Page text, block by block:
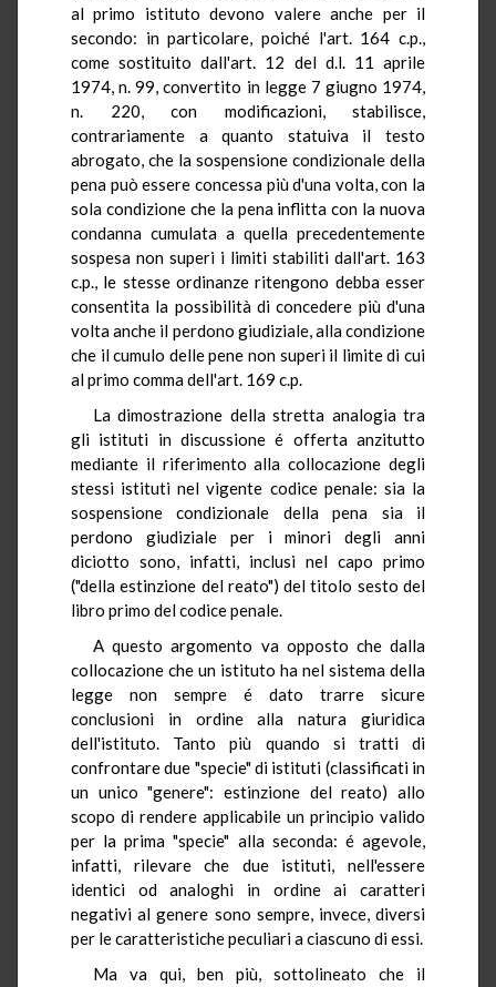
al primo istituto devono valere anche per il
secondo: in particolare, poiché l'art. 164 c.p.,
come sostituito dall'art. 12 del d.l. 11 aprile
1974, n. 99, convertito in legge 7 giugno 1974,
n. 220, con modificazioni, stabilisce,
contrariamente a quanto statuiva il testo
abrogato, che la sospensione condizionale della
pena può essere concessa più d'una volta, con la
sola condizione che la pena inflitta con la nuova
condanna cumulata a quella precedentemente
sospesa non superi i limiti stabiliti dall'art. 163
c.p., le stesse ordinanze ritengono debba esser
consentita la possibilità di concedere più d'una
volta anche il perdono giudiziale, alla condizione
che il cumulo delle pene non superi il limite di cui
al primo comma dell'art. 169 c.p.
La dimostrazione della stretta analogia tra
gli istituti in discussione é offerta anzitutto
mediante il riferimento alla collocazione degli
stessi istituti nel vigente codice penale: sia la
sospensione condizionale della pena sia il
perdono giudiziale per i minori degli anni
diciotto sono, infatti, inclusi nel capo primo
("della estinzione del reato") del titolo sesto del
libro primo del codice penale.
A questo argomento va opposto che dalla
collocazione che un istituto ha nel sistema della
legge non sempre é dato trarre sicure
conclusioni in ordine alla natura giuridica
dell'istituto. Tanto più quando si tratti di
confrontare due "specie" di istituti (classificati in
un unico "genere": estinzione del reato) allo
scopo di rendere applicabile un principio valido
per la prima "specie" alla seconda: é agevole,
infatti, rilevare che due istituti, nell'essere
identici od analoghi in ordine ai caratteri
negativi al genere sono sempre, invece, diversi
per le caratteristiche peculiari a ciascuno di essi.
Ma va qui, ben più, sottolineato che il